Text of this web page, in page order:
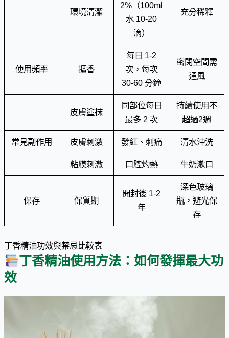
環境清潔
2%（100ml
水 10-20
滴）
充分稀釋
使用頻率 擴香
每日 1-2
次，每次
30-60 分鐘
密閉空間需
通風
皮膚塗抹
同部位每日
最多 2 次
持續使用不
超過2週
常見副作用 皮膚刺激 發紅、刺痛 清水沖洗
粘膜刺激 口腔灼熱 牛奶漱口
保存 保質期
開封後 1-2
年
深色玻璃
瓶，避光保
存
丁香精油功效與禁忌比較表
丁香精油使用方法：如何發揮最大功
效